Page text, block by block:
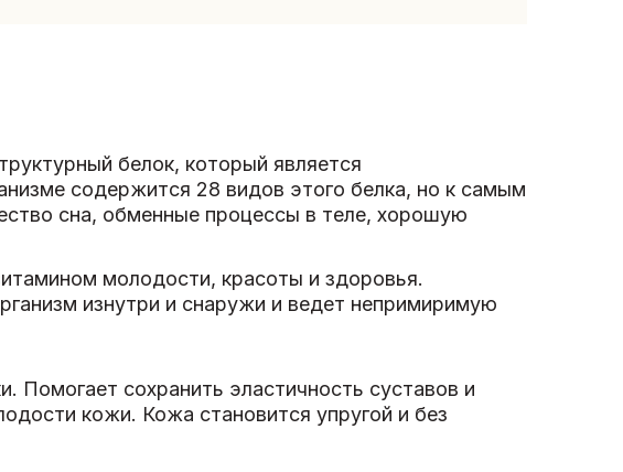
белок, который является
содержится 28 видов этого белка, но к самым
сна, обменные процессы в теле, хорошую
молодости, красоты и здоровья.
изнутри и снаружи и ведет непримиримую
Помогает сохранить эластичность суставов и
кожи. Кожа становится упругой и без